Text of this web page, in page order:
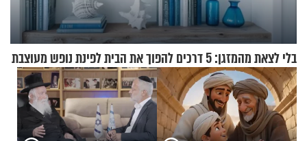
בלי לצאת מהמזגן: 5 דרכים להפוך את הבית לפינת נופש מעוצבת